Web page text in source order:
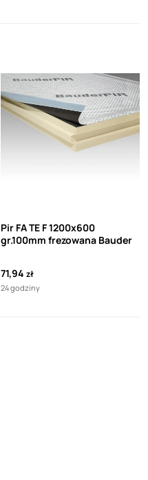
Pir FA TE F 1200x600
gr.100mm frezowana Bauder
71,94 zł
24 godziny